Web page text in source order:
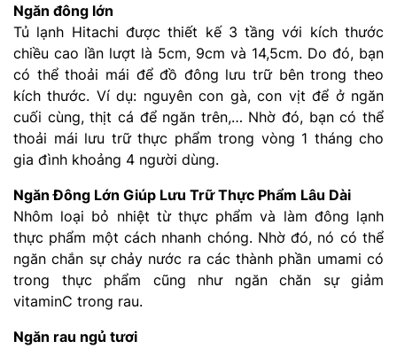
Ngăn đông lớn
Tủ lạnh Hitachi được thiết kế 3 tầng với kích thước
chiều cao lần lượt là 5cm, 9cm và 14,5cm. Do đó, bạn
có thể thoải mái để đồ đông lưu trữ bên trong theo
kích thước. Ví dụ: nguyên con gà, con vịt để ở ngăn
cuối cùng, thịt cá để ngăn trên,… Nhờ đó, bạn có thể
thoải mái lưu trữ thực phẩm trong vòng 1 tháng cho
gia đình khoảng 4 người dùng.
Ngăn Đông Lớn Giúp Lưu Trữ Thực Phẩm Lâu Dài
Nhôm loại bỏ nhiệt từ thực phẩm và làm đông lạnh
thực phẩm một cách nhanh chóng. Nhờ đó, nó có thể
ngăn chắn sự chảy nước ra các thành phần umami có
trong thực phẩm cũng như ngăn chăn sự giảm
vitaminC trong rau.
Ngăn rau ngủ tươi